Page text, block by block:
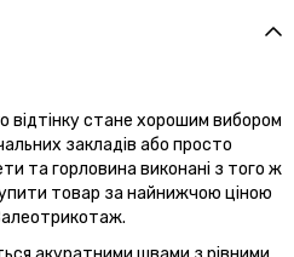
відтінку стане хорошим вибором
закладів або просто
та горловина виконані з того ж
товар за найнижчою ціною